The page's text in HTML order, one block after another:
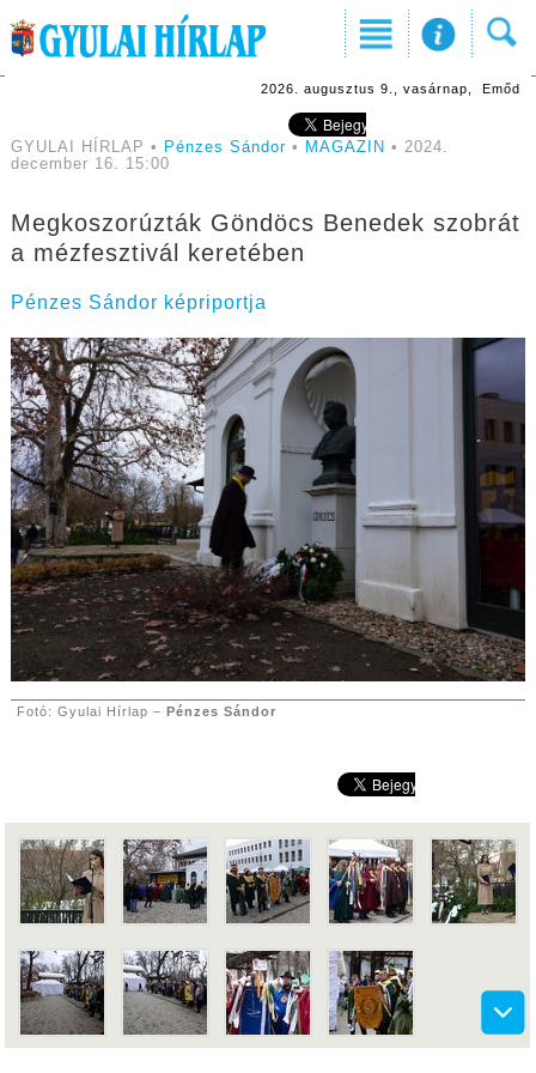
2026. augusztus 9., vasárnap, Emőd
GYULAI HÍRLAP • Pénzes Sándor• MAGAZIN • 2024.
december 16. 15:00
Megkoszorúzták Göndöcs Benedek szobrát
a mézfesztivál keretében
Pénzes Sándor képriportja
Fotó: Gyulai Hírlap – Pénzes Sándor